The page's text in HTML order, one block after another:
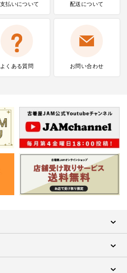
払いについて 配送について
よくある質問 お問い合わせ